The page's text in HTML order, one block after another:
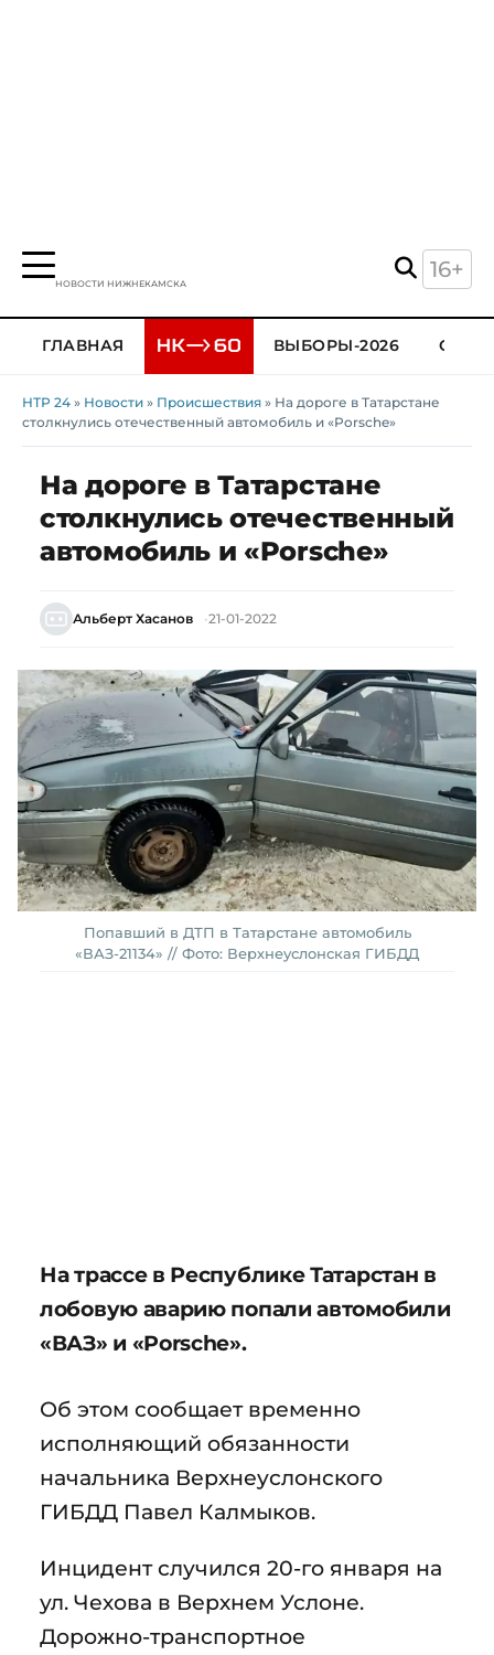
НОВОСТИ НИЖНЕКАМСКА
16+
ГЛАВНАЯ ВЫБОРЫ-2026
НТР 24 » Новости » Происшествия » На дороге в Татарстане
столкнулись отечественный автомобиль и «Porsche»
На дороге в Татарстане
столкнулись отечественный
автомобиль и «Porsche»
Альберт Хасанов 21-01-2022
Попавший в ДТП в Татарстане автомобиль
«ВАЗ-21134» // Фото: Верхнеуслонская ГИБДД
На трассе в Республике Татарстан в
лобовую аварию попали автомобили
«ВАЗ» и «Porsche».
Об этом сообщает временно
исполняющий обязанности
начальника Верхнеуслонского
ГИБДД Павел Калмыков.
Инцидент случился 20-го января на
ул. Чехова в Верхнем Услоне.
Дорожно-транспортное